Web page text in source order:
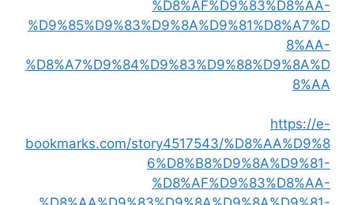
%D8%AF%D9%83%D8%AA-
%D9%85%D9%83%D9%8A%D9%81%D8%A7%D
8%AA-
%D8%A7%D9%84%D9%83%D9%88%D9%8A%D
8%AA
https://e-
bookmarks.com/story4517543/%D8%AA%D9%8
6%D8%B8%D9%8A%D9%81-
%D8%AF%D9%83%D8%AA-